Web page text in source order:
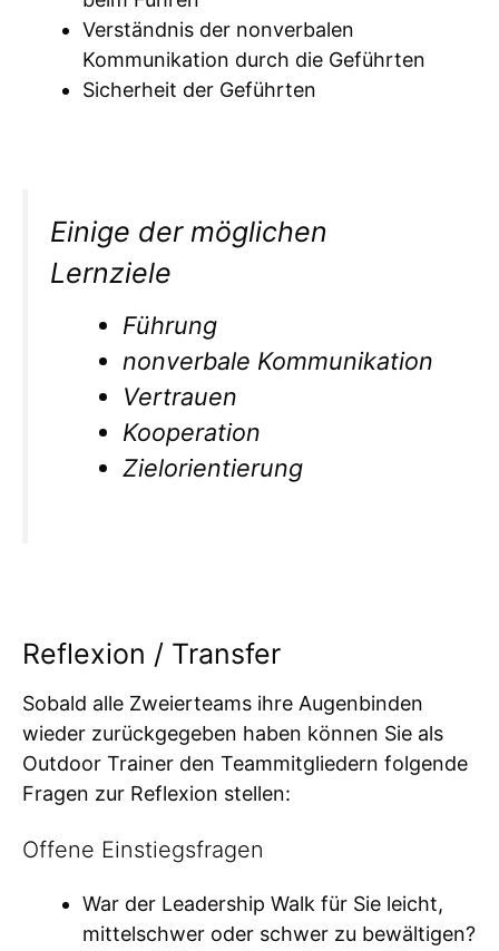
Verständnis der nonverbalen
Kommunikation durch die Geführten
Sicherheit der Geführten
Einige der möglichen
Lernziele
Führung
nonverbale Kommunikation
Vertrauen
Kooperation
Zielorientierung
Reflexion / Transfer
Sobald alle Zweierteams ihre Augenbinden
wieder zurückgegeben haben können Sie als
Outdoor Trainer den Teammitgliedern folgende
Fragen zur Reflexion stellen:
Offene Einstiegsfragen
War der Leadership Walk für Sie leicht,
mittelschwer oder schwer zu bewältigen?